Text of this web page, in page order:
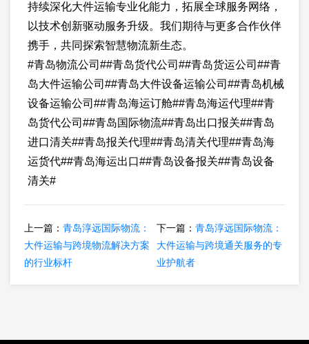
持续深化大件运输专业化能力，拓展全球服务网络，
以技术创新驱动服务升级。我们期待与更多合作伙伴
携手，共同探索智慧物流新生态。
#青岛物流公司##青岛货代公司##青岛货运公司##青
岛大件运输公司##青岛大件设备运输公司##青岛机械
设备运输公司##青岛海运订舱##青岛海运代理##青
岛货代公司##青岛国际物流##青岛出口报关##青岛
进口清关##青岛报关代理##青岛清关代理##青岛海
运货代##青岛海运出口##青岛设备报关##青岛设备
清关#
上一篇： 青岛淳远国际物流：
大件运输与跨境物流解决方案
的行业标杆
下一篇：青岛淳远国际物流：
大件运输与跨境通关服务的专
业护航者